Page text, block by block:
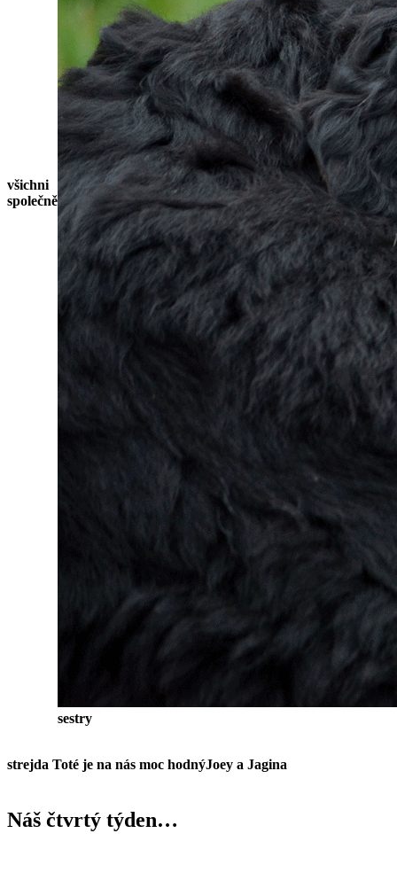
všichni
společně
sestry
strejda Toté je na nás moc hodnýJoey a Jagina
Náš čtvrtý týden…